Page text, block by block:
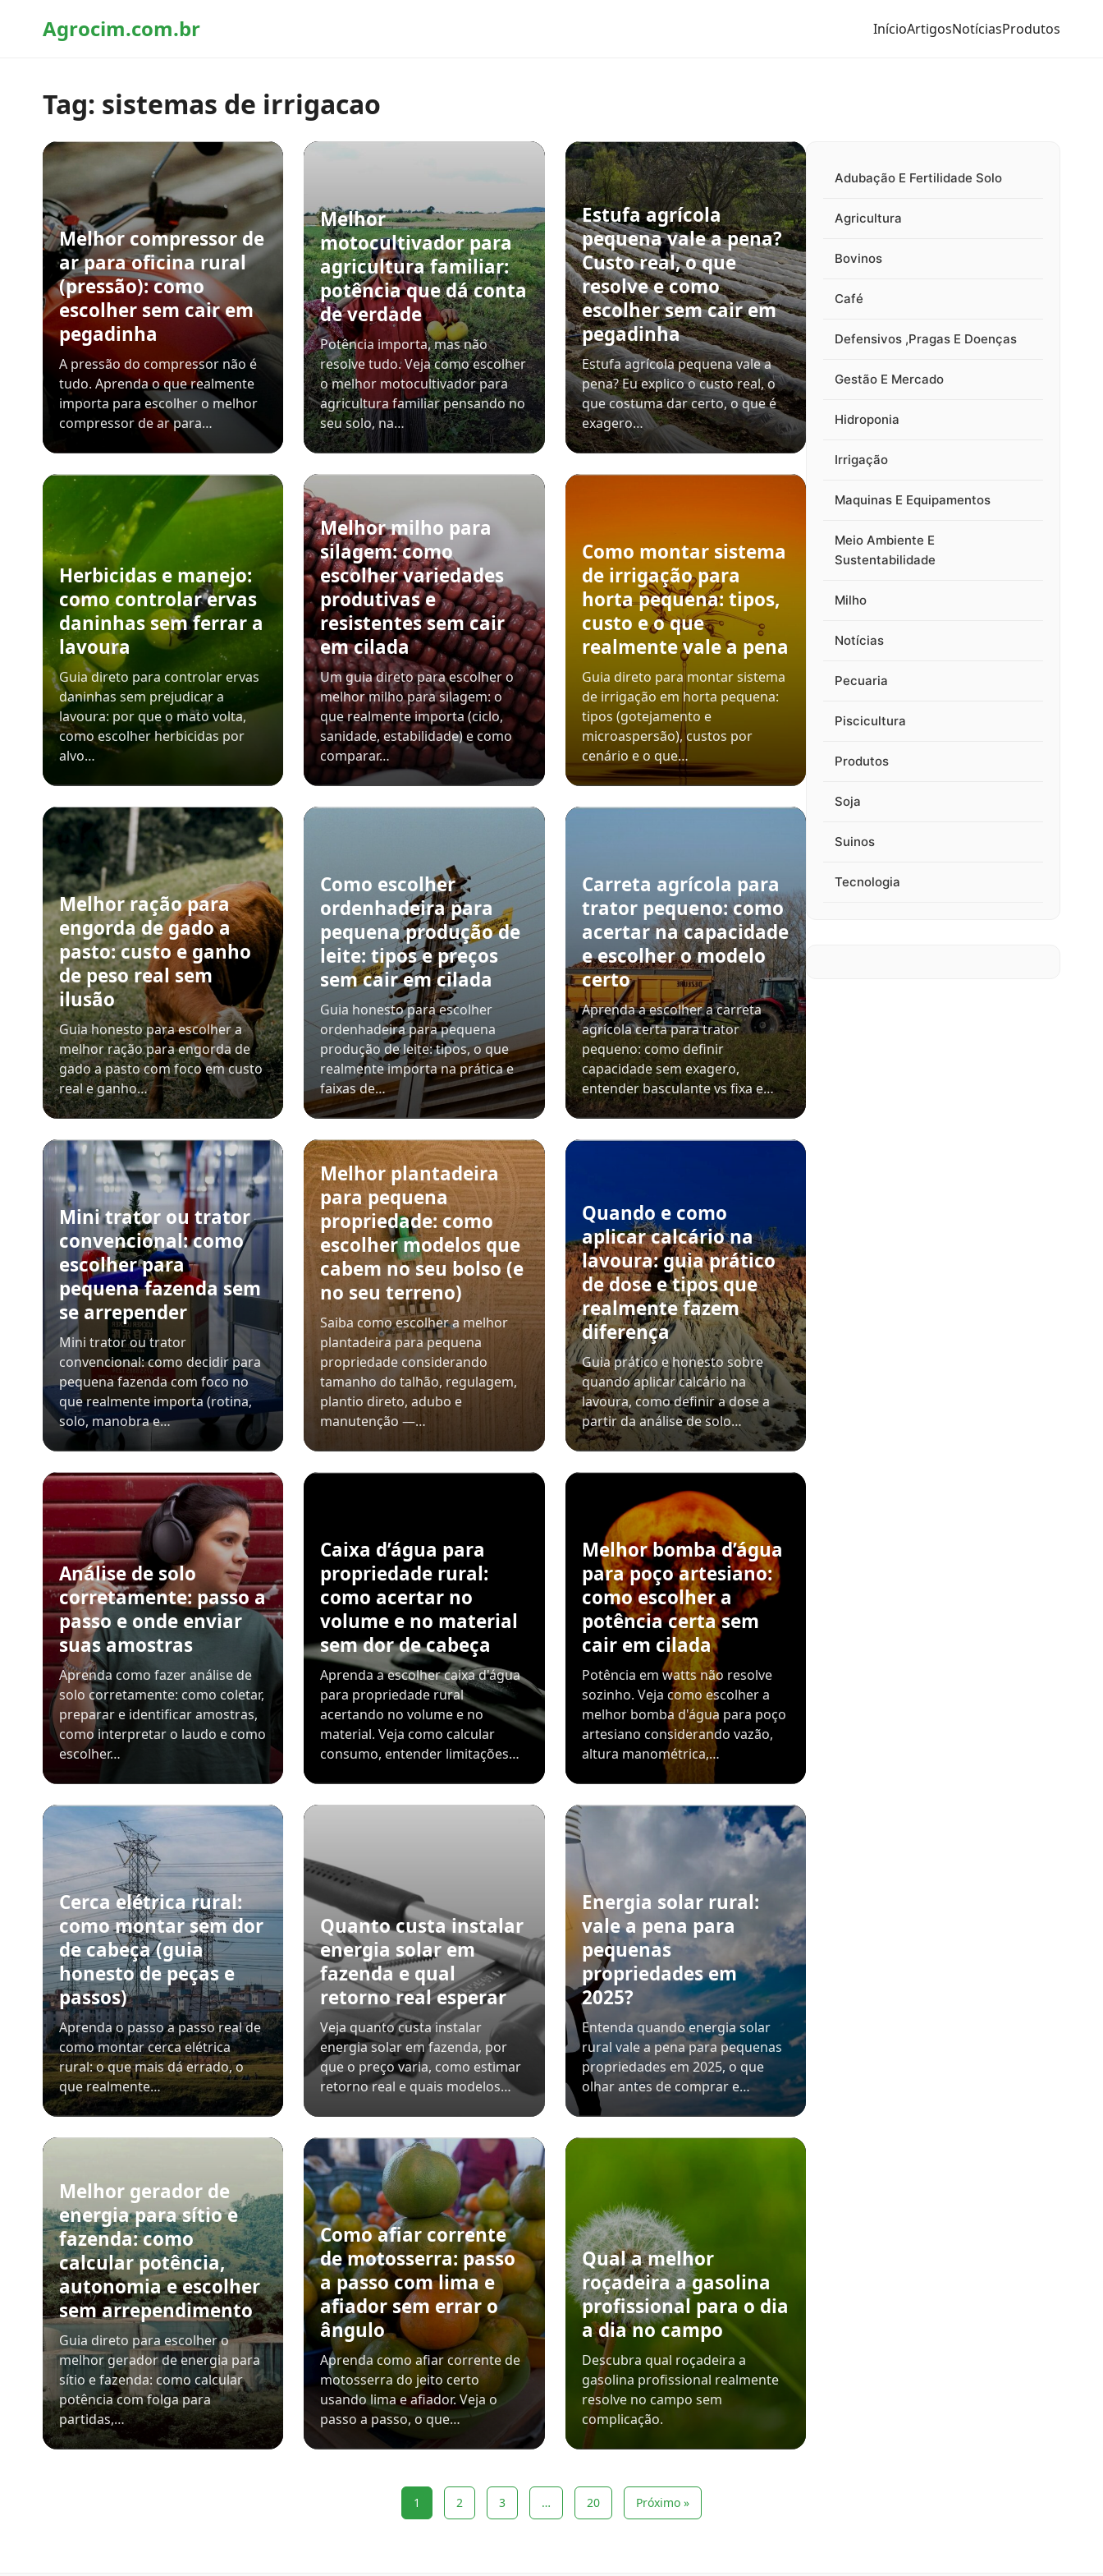
Agrocim.com.br InícioArtigosNotíciasProdutos
Tag: sistemas de irrigacao
Melhor compressor de
ar para oficina rural
(pressão): como
escolher sem cair em
pegadinha
A pressão do compressor não é
tudo. Aprenda o que realmente
importa para escolher o melhor
compressor de ar para…
Melhor
motocultivador para
agricultura familiar:
potência que dá conta
de verdade
Potência importa, mas não
resolve tudo. Veja como escolher
o melhor motocultivador para
agricultura familiar pensando no
seu solo, na…
Estufa agrícola
pequena vale a pena?
Custo real, o que
resolve e como
escolher sem cair em
pegadinha
Estufa agrícola pequena vale a
pena? Eu explico o custo real, o
que costuma dar certo, o que é
exagero…
Herbicidas e manejo:
como controlar ervas
daninhas sem ferrar a
lavoura
Guia direto para controlar ervas
daninhas sem prejudicar a
lavoura: por que o mato volta,
como escolher herbicidas por
alvo…
Melhor milho para
silagem: como
escolher variedades
produtivas e
resistentes sem cair
em cilada
Um guia direto para escolher o
melhor milho para silagem: o
que realmente importa (ciclo,
sanidade, estabilidade) e como
comparar…
Como montar sistema
de irrigação para
horta pequena: tipos,
custo e o que
realmente vale a pena
Guia direto para montar sistema
de irrigação em horta pequena:
tipos (gotejamento e
microaspersão), custos por
cenário e o que…
Melhor ração para
engorda de gado a
pasto: custo e ganho
de peso real sem
ilusão
Guia honesto para escolher a
melhor ração para engorda de
gado a pasto com foco em custo
real e ganho…
Como escolher
ordenhadeira para
pequena produção de
leite: tipos e preços
sem cair em cilada
Guia honesto para escolher
ordenhadeira para pequena
produção de leite: tipos, o que
realmente importa na prática e
faixas de…
Carreta agrícola para
trator pequeno: como
acertar na capacidade
e escolher o modelo
certo
Aprenda a escolher a carreta
agrícola certa para trator
pequeno: como definir
capacidade sem exagero,
entender basculante vs fixa e…
Mini trator ou trator
convencional: como
escolher para
pequena fazenda sem
se arrepender
Mini trator ou trator
convencional: como decidir para
pequena fazenda com foco no
que realmente importa (rotina,
solo, manobra e…
Melhor plantadeira
para pequena
propriedade: como
escolher modelos que
cabem no seu bolso (e
no seu terreno)
Saiba como escolher a melhor
plantadeira para pequena
propriedade considerando
tamanho do talhão, regulagem,
plantio direto, adubo e
manutenção —…
Quando e como
aplicar calcário na
lavoura: guia prático
de dose e tipos que
realmente fazem
diferença
Guia prático e honesto sobre
quando aplicar calcário na
lavoura, como definir a dose a
partir da análise de solo…
Análise de solo
corretamente: passo a
passo e onde enviar
suas amostras
Aprenda como fazer análise de
solo corretamente: como coletar,
preparar e identificar amostras,
como interpretar o laudo e como
escolher…
Caixa d’água para
propriedade rural:
como acertar no
volume e no material
sem dor de cabeça
Aprenda a escolher caixa d'água
para propriedade rural
acertando no volume e no
material. Veja como calcular
consumo, entender limitações…
Melhor bomba d’água
para poço artesiano:
como escolher a
potência certa sem
cair em cilada
Potência em watts não resolve
sozinho. Veja como escolher a
melhor bomba d'água para poço
artesiano considerando vazão,
altura manométrica,…
Cerca elétrica rural:
como montar sem dor
de cabeça (guia
honesto de peças e
passos)
Aprenda o passo a passo real de
como montar cerca elétrica
rural: o que mais dá errado, o
que realmente…
Quanto custa instalar
energia solar em
fazenda e qual
retorno real esperar
Veja quanto custa instalar
energia solar em fazenda, por
que o preço varia, como estimar
retorno real e quais modelos…
Energia solar rural:
vale a pena para
pequenas
propriedades em
2025?
Entenda quando energia solar
rural vale a pena para pequenas
propriedades em 2025, o que
olhar antes de comprar e…
Melhor gerador de
energia para sítio e
fazenda: como
calcular potência,
autonomia e escolher
sem arrependimento
Guia direto para escolher o
melhor gerador de energia para
sítio e fazenda: como calcular
potência com folga para
partidas,…
Como afiar corrente
de motosserra: passo
a passo com lima e
afiador sem errar o
ângulo
Aprenda como afiar corrente de
motosserra do jeito certo
usando lima e afiador. Veja o
passo a passo, o que…
Qual a melhor
roçadeira a gasolina
profissional para o dia
a dia no campo
Descubra qual roçadeira a
gasolina profissional realmente
resolve no campo sem
complicação.
Adubação E Fertilidade Solo
Agricultura
Bovinos
Café
Defensivos ,Pragas E Doenças
Gestão E Mercado
Hidroponia
Irrigação
Maquinas E Equipamentos
Meio Ambiente E
Sustentabilidade
Milho
Notícias
Pecuaria
Piscicultura
Produtos
Soja
Suinos
Tecnologia
1 2 3 … 20 Próximo »